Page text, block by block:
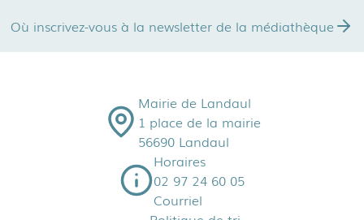
Où inscrivez-vous à la newsletter de la médiathèque
Mairie de Landaul
1 place de la mairie
56690 Landaul
Horaires
02 97 24 60 05
Courriel